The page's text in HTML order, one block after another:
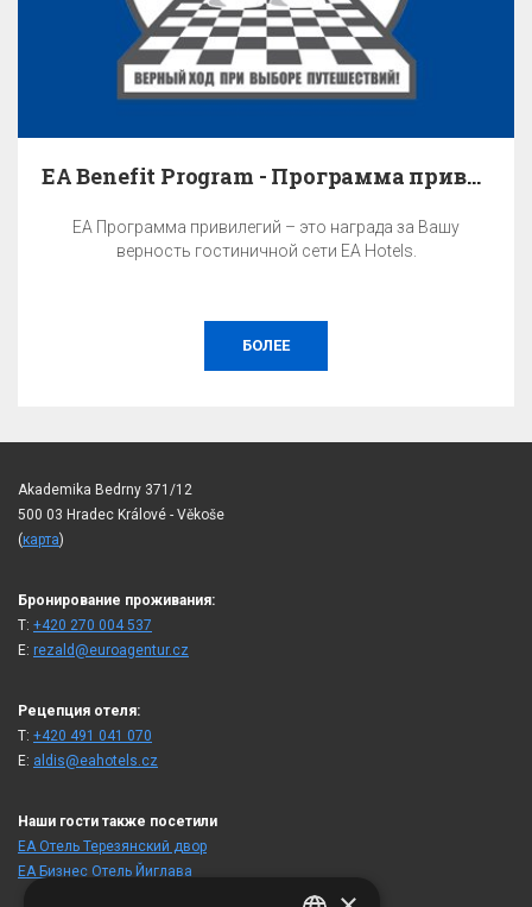
EA Benefit Program - Программа привилегий
EA Программа привилегий – это награда за Вашу
верность гостиничной сети EA Hotels.
БОЛЕЕ
Akademika Bedrny 371/12
500 03 Hradec Králové - Věkoše
(карта)
Бронирование проживания:
T: +420 270 004 537
E: rezald@euroagentur.cz
Рецепция отеля:
T: +420 491 041 070
E: aldis@eahotels.cz
Наши гости также посетили
ЕА Отель Терезянский двор
ЕА Бизнес Отель Йиглава